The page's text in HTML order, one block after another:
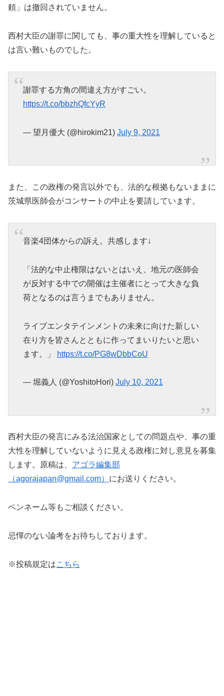
頼」は撤回されていません。
西村大臣の謝罪に関しても、事の重大性を理解していると
は言い難いものでした。
謝罪する方角の間違え方がすごい。
https://t.co/bbzhQfcYyR
— 望月優大 (@hirokim21) July 9, 2021
また、この政権の発言以外でも、法的な根拠もないままに
茨城県医師会がコンサートの中止を要請しています。
音楽4団体からの訴え。共感します↓
「法的な中止権限はないとはいえ、地元の医師会
が反対する中での開催は主催者にとって大きな負
荷となるのは言うまでもありません。
ライブエンタテインメントの未来に向けた新しい
在り方を皆さんとともに作ってまいりたいと思い
ます。」
https://t.co/PG8wDbbCoU
— 堀義人 (@YoshitoHori) July 10, 2021
西村大臣の発言にみる法治国家としての問題点や、事の重
大性を理解していないように見える政権に対し意見を募集
します。原稿は、 アゴラ編集部
（agorajapan@gmail.com） にお送りください。
ペンネーム等もご相談ください。
忌憚のない論考をお待ちしております。
※投稿規定はこちら